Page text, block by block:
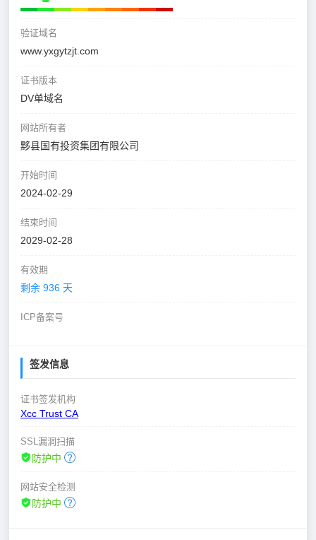
验证域名
www.yxgytzjt.com
证书版本
DV单域名
网站所有者
黟县国有投资集团有限公司
开始时间
2024-02-29
结束时间
2029-02-28
有效期
剩余 936 天
ICP备案号
签发信息
证书签发机构
Xcc Trust CA
SSL漏洞扫描
防护中
网站安全检测
防护中